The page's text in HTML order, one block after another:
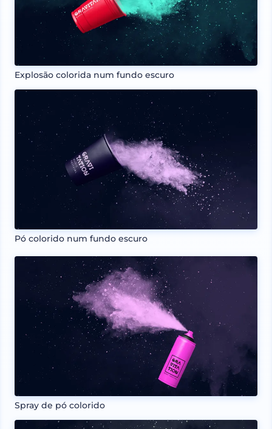
Explosão colorida num fundo escuro
Pó colorido num fundo escuro
Spray de pó colorido